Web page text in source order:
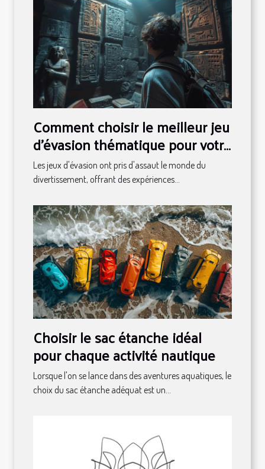
Comment choisir le meilleur jeu
d'évasion thématique pour votre
prochaine aventure
Les jeux d'évasion ont pris d'assaut le monde du
divertissement, offrant des expériences...
Choisir le sac étanche idéal
pour chaque activité nautique
Lorsque l'on se lance dans des aventures aquatiques, le
choix du sac étanche adéquat est un...